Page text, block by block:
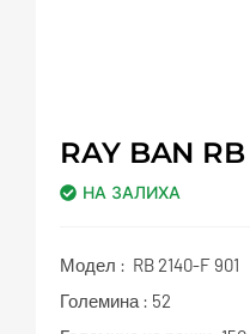
RAY BAN
НА ЗАЛИХА
Модел : RB 2140-F 901
Големина : 52